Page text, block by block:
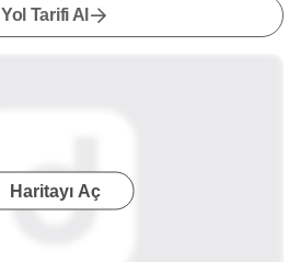
Yol Tarifi Al
Haritayı Aç